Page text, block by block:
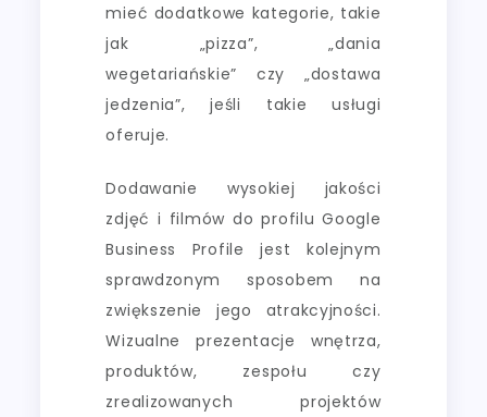
mieć dodatkowe kategorie, takie
jak „pizza”, „dania
wegetariańskie” czy „dostawa
jedzenia”, jeśli takie usługi
oferuje.
Dodawanie wysokiej jakości
zdjęć i filmów do profilu Google
Business Profile jest kolejnym
sprawdzonym sposobem na
zwiększenie jego atrakcyjności.
Wizualne prezentacje wnętrza,
produktów, zespołu czy
zrealizowanych projektów